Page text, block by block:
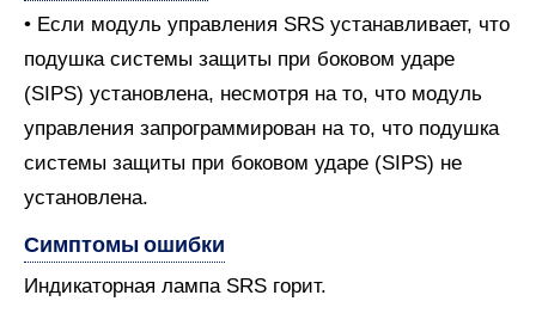
• Если модуль управления SRS устанавливает, что
подушка системы защиты при боковом ударе
(SIPS) установлена, несмотря на то, что модуль
управления запрограммирован на то, что подушка
системы защиты при боковом ударе (SIPS) не
установлена.
Симптомы ошибки
Индикаторная лампа SRS горит.